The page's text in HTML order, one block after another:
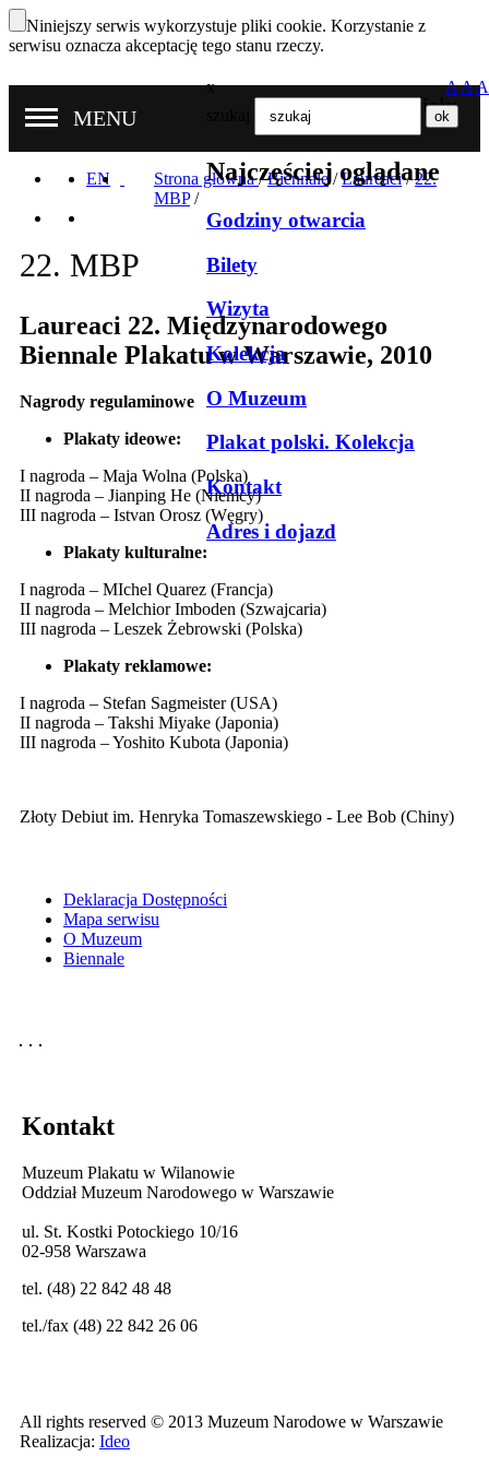
Niniejszy serwis wykorzystuje pliki cookie. Korzystanie z
serwisu oznacza akceptację tego stanu rzeczy.
Nasze oddziały
MENU
x
Najczęściej oglądane
Godziny otwarcia
Bilety
Wizyta
Kolekcja
O Muzeum
Plakat polski. Kolekcja
Kontakt
Adres i dojazd
AAA
EN Strona główna/ Biennale/Laureaci/22.
MBP/
22. MBP
Laureaci 22. Międzynarodowego
Biennale Plakatu w Warszawie, 2010
Nagrody regulaminowe
Plakaty ideowe:
I nagroda – Maja Wolna (Polska)
II nagroda – Jianping He (Niemcy)
III nagroda – Istvan Orosz (Węgry)
Plakaty kulturalne:
I nagroda – MIchel Quarez (Francja)
II nagroda – Melchior Imboden (Szwajcaria)
III nagroda – Leszek Żebrowski (Polska)
Plakaty reklamowe:
I nagroda – Stefan Sagmeister (USA)
II nagroda – Takshi Miyake (Japonia)
III nagroda – Yoshito Kubota (Japonia)
Złoty Debiut im. Henryka Tomaszewskiego - Lee Bob (Chiny)
Deklaracja Dostępności
Mapa serwisu
O Muzeum
Biennale
Kontakt
Muzeum Plakatu w Wilanowie
Oddział Muzeum Narodowego w Warszawie
ul. St. Kostki Potockiego 10/16
02-958 Warszawa
tel. (48) 22 842 48 48
tel./fax (48) 22 842 26 06
All rights reserved © 2013 Muzeum Narodowe w Warszawie
Realizacja: Ideo